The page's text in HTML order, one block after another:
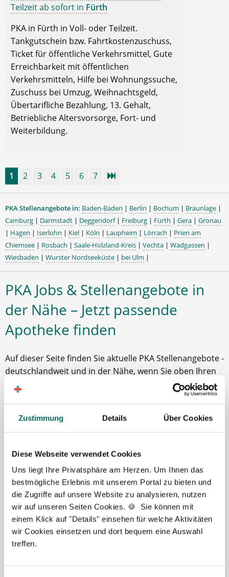
Zustimmung Details Über Cookies
Diese Webseite verwendet Cookies
Uns liegt Ihre Privatsphäre am Herzen. Um Ihnen das
bestmögliche Erlebnis mit unserem Portal zu bieten und
die Zugriffe auf unsere Website zu analysieren, nutzen
wir auf unseren Seiten Cookies. 🍪 Sie können mit
einem Klick auf "Details" einsehen für welche Aktivitäten
wir Cookies einsetzen und dort bequem eine Auswahl
treffen.
Teilzeit ab sofort in Fürth
PKA in Fürth in Voll- oder Teilzeit.
Tankgutschein bzw. Fahrtkostenzuschuss,
Ticket für öffentliche Verkehrsmittel, Gute
Erreichbarkeit mit öffentlichen
Verkehrsmitteln, Hilfe bei Wohnungssuche,
Zuschuss bei Umzug, Weihnachtsgeld,
Übertarifliche Bezahlung, 13. Gehalt,
Betriebliche Altersvorsorge, Fort- und
Weiterbildung.
1 2 3 4 5 6 7
PKA Stellenangebote in: Baden-Baden | Berlin | Bochum | Braunlage |
Camburg | Darmstadt | Deggendorf| Freiburg | Fürth | Gera | Gronau
| Hagen | Iserlohn | Kiel | Köln | Laupheim | Lörrach | Prien am
Chiemsee | Rosbach | Saale-Holzland-Kreis | Vechta | Wadgassen |
Wiesbaden | Wurster Nordseeküste | bei Ulm |
PKA Jobs & Stellenangebote in
der Nähe – Jetzt passende
Apotheke finden
Auf dieser Seite finden Sie aktuelle PKA Stellenangebote -
deutschlandweit und in der Nähe, wenn Sie oben Ihren
Ort eingeben. Viele suchen gezielt nach PKA Jobs in
Städten wie Köln, Frankfurt oder München: Nutzen Sie
unverbindlich nach Ihrer Wunschstelle suchen.
schnell passende Angebote zu finden. Abgestimmt auf
Region, Arbeitszeit und gewünschtes Tätigkeitsfeld.
Ihre Vorteile bei uns:
📌Persönliche Betreuung: Ein Ansprechpartner begleitet
Sie durch den gesamten Prozess.
📌Individuelle Beratung: Wir berücksichtigen Ihre
Wünsche (Ort/Umkreis, Arbeitszeit, Start).